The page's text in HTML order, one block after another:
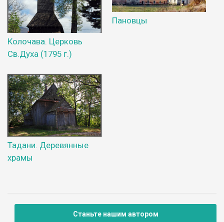
Колочава. Церковь
Св.Духа (1795 г.)
Пановцы
Тадани. Деревянные
храмы
Станьте нашим автором